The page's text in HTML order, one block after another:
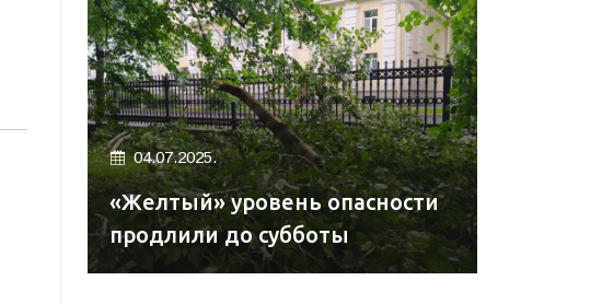
04.07.2025.
«Желтый» уровень опасности
продлили до субботы